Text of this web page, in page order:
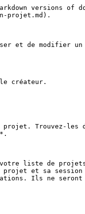
versions of
projet.md).
et de modifier
créateur.
projet. Trouvez-
liste de
et sa session
Ils ne seront